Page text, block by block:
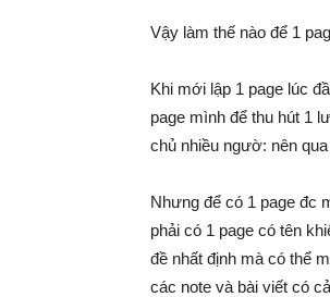
Vậy làm thế nào để 1
Khi mới lập 1 page lúc
page mình để thu hút 1
chủ nhiều ngườ: nên
Nhưng để có 1 page đc
phải có 1 page có tên
đề nhất định mà có thể
các note và bài viết có